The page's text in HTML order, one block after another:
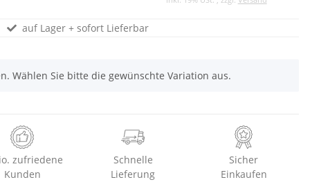
auf Lager + sofort Lieferbar
Wählen Sie bitte die gewünschte Variation aus.
zufriedene
Kunden
Schnelle
Lieferung
Sicher
Einkaufen